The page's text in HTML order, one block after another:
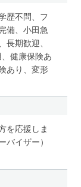
歴不問、フ
備、小田急
長期歓迎、
健康保険あ
あり、変形
を応援しま
バイザー）